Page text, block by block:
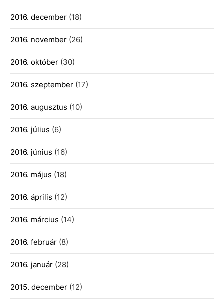
2016. december (18)
2016. november (26)
2016. október (30)
2016. szeptember (17)
2016. augusztus (10)
2016. július (6)
2016. június (16)
2016. május (18)
2016. április (12)
2016. március (14)
2016. február (8)
2016. január (28)
2015. december (12)